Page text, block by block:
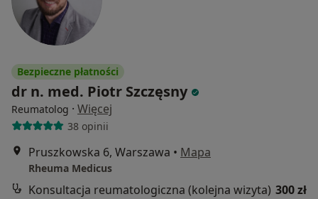
Bezpieczne płatności
dr n. med. Piotr Szczęsny
Reumatolog · Więcej
38 opinii
Pruszkowska 6, Warszawa • Mapa
Rheuma Medicus
Konsultacja reumatologiczna (kolejna wizyta) 300 zł